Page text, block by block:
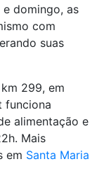
domingo, as
com
suas
299, em
funciona
alimentação e
Mais
em Santa Maria